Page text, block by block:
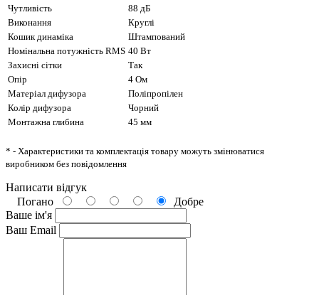
Чутливість
88 дБ
Виконання
Круглі
Кошик динаміка
Штампований
Номінальна потужність RMS 40 Вт
Захисні сітки
Так
Опір
4 Ом
Матеріал дифузора
Поліпропілен
Колір дифузора
Чорний
Монтажна глибина
45 мм
* - Характеристики та комплектація товару можуть змінюватися
виробником без повідомлення
Написати відгук
Погано
Добре
Ваше ім'я
Ваш Email